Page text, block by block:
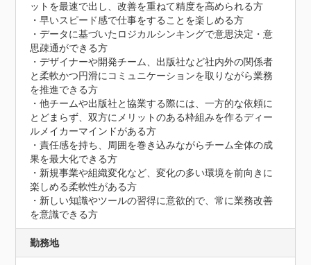
ットを最速で出し、改善を重ねて精度を高められる方
・早いスピード感で仕事をすることを楽しめる方
・データに基づいたロジカルシンキングで意思決定・意
思疎通ができる方
・デザイナーや開発チーム、出版社など社内外の関係者
と柔軟かつ円滑にコミュニケーションを取りながら業務
を推進できる方
・他チームや出版社と協業する際には、一方的な依頼に
とどまらず、双方にメリットのある枠組みを作るディー
ルメイカーマインドがある方
・責任感を持ち、周囲を巻き込みながらチーム全体の成
果を最大化できる方
・新規事業や組織変化など、変化の多い環境を前向きに
楽しめる柔軟性がある方
・新しい知識やツールの習得に意欲的で、常に業務改善
を意識できる方
勤務地